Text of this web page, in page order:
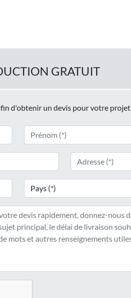
GRATUIT
d'obtenir un devis pour votre projet